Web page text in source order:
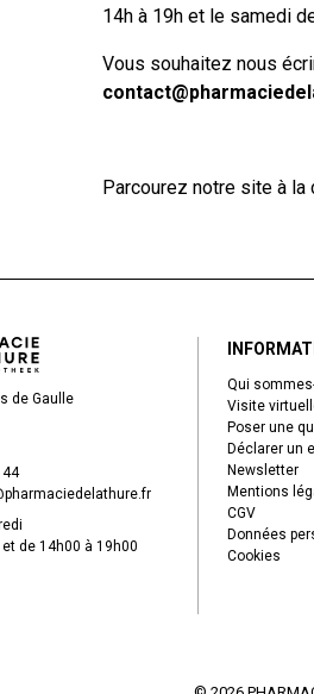
14h à 19h et le samedi
Vous souhaitez nous
Parcourez notre site à
de Gaulle
44
pharmaciedelathure.fr
de 14h00 à 19h00
Qui
Visite
Poser une
Déclarer un
Newsletter
Mentions
CGV
Données
Cookies